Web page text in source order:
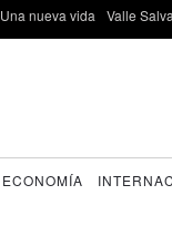
Una nueva vida Valle
ECONOMÍA